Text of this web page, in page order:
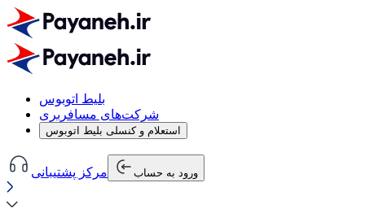
بلیط اتوبوس
شرکت‌های مسافربری
استعلام و کنسلی بلیط اتوبوس
مرکز پشتیبانی ورود به حساب